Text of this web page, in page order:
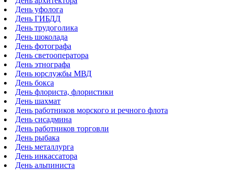
День уфолога
День ГИБДД
День трудоголика
День шоколада
День фотографа
День светооператора
День этнографа
День юрслужбы МВД
День бокса
День флориста, флористики
День шахмат
День работников морского и речного флота
День сисадмина
День работников торговли
День рыбака
День металлурга
День инкассатора
День альпиниста